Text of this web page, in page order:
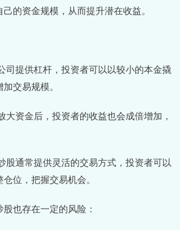
的资金规模，从而提升潜在收益。
司提供杠杆，投资者可以以较小的本金撬
交易规模。
大资金后，投资者的收益也会成倍增加，
股通常提供灵活的交易方式，投资者可以
位，把握交易机会。
也存在一定的风险：